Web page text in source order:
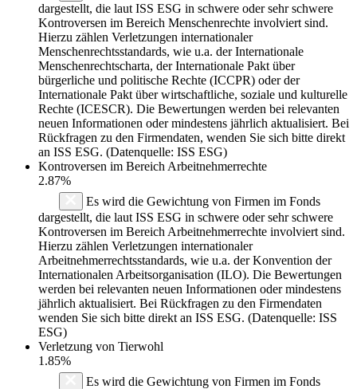
dargestellt, die laut ISS ESG in schwere oder sehr schwere
Kontroversen im Bereich Menschenrechte involviert sind.
Hierzu zählen Verletzungen internationaler
Menschenrechtsstandards, wie u.a. der Internationale
Menschenrechtscharta, der Internationale Pakt über
bürgerliche und politische Rechte (ICCPR) oder der
Internationale Pakt über wirtschaftliche, soziale und kulturelle
Rechte (ICESCR). Die Bewertungen werden bei relevanten
neuen Informationen oder mindestens jährlich aktualisiert. Bei
Rückfragen zu den Firmendaten, wenden Sie sich bitte direkt
an ISS ESG. (Datenquelle: ISS ESG)
Kontroversen im Bereich Arbeitnehmerrechte
2.87%
Es wird die Gewichtung von Firmen im Fonds
dargestellt, die laut ISS ESG in schwere oder sehr schwere
Kontroversen im Bereich Arbeitnehmerrechte involviert sind.
Hierzu zählen Verletzungen internationaler
Arbeitnehmerrechtsstandards, wie u.a. der Konvention der
Internationalen Arbeitsorganisation (ILO). Die Bewertungen
werden bei relevanten neuen Informationen oder mindestens
jährlich aktualisiert. Bei Rückfragen zu den Firmendaten
wenden Sie sich bitte direkt an ISS ESG. (Datenquelle: ISS
ESG)
Verletzung von Tierwohl
1.85%
Es wird die Gewichtung von Firmen im Fonds